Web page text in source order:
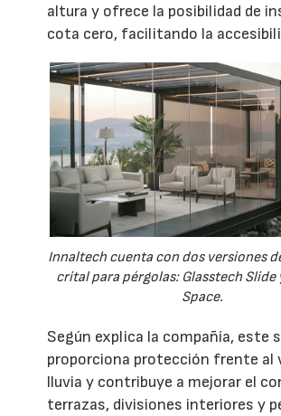
altura y ofrece la posibilidad de
cota cero, facilitando la
Innaltech cuenta con dos versiones
crital para pérgolas: Glasstech Slide
Space.
Según explica la compañía, este
proporciona protección frente al
lluvia y contribuye a mejorar el
terrazas, divisiones interiores y